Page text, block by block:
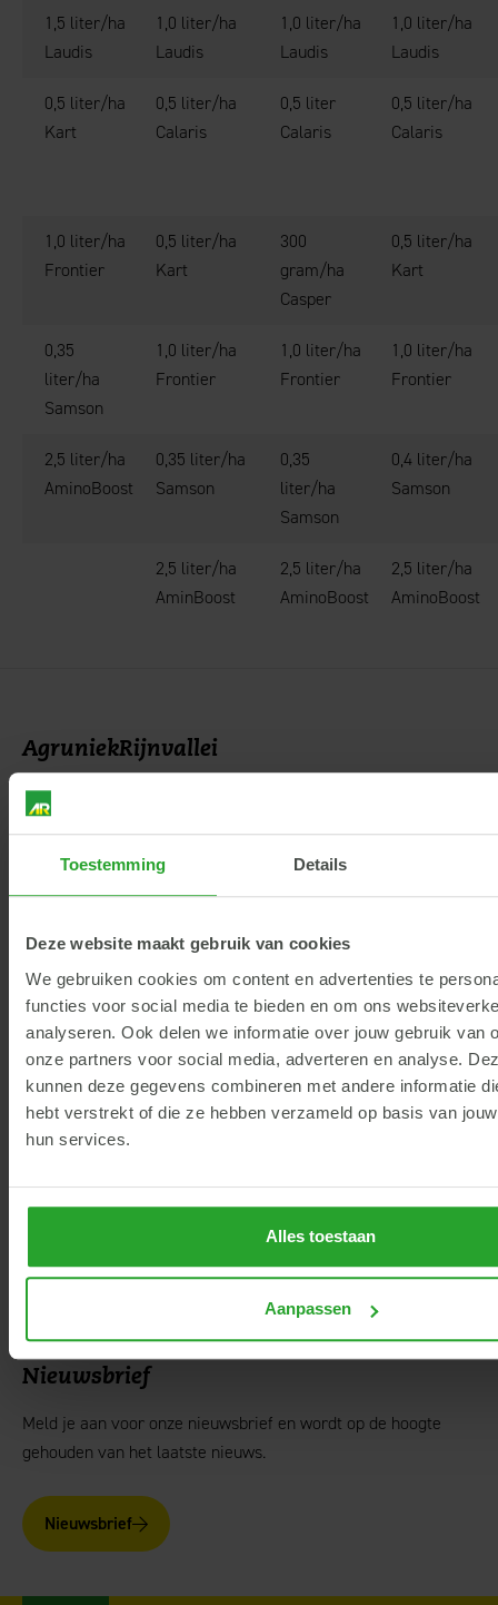
Toestemming Details
Deze website maakt gebruik van cookies
We gebruiken cookies om content en advertenties te
functies voor social media te bieden en om ons
analyseren. Ook delen we informatie over jouw gebruik van
onze partners voor social media, adverteren en analyse.
kunnen deze gegevens combineren met andere informatie
hebt verstrekt of die ze hebben verzameld op basis van
hun services.
Alles toestaan
Aanpassen
1,5 liter/ha
Laudis
1,0 liter/ha
Laudis
1,0 liter/ha
Laudis
1,0 liter/ha
Laudis
0,5 liter/ha
Kart
0,5 liter/ha
Calaris
0,5 liter
Calaris
0,5 liter/ha
Calaris
1,0 liter/ha
Frontier
0,5 liter/ha
Kart
300
gram/ha
Casper
0,5 liter/ha
Kart
0,35
liter/ha
Samson
1,0 liter/ha
Frontier
1,0 liter/ha
Frontier
1,0 liter/ha
Frontier
2,5 liter/ha
AminoBoost
0,35 liter/ha
Samson
0,35
liter/ha
Samson
0,4 liter/ha
Samson
2,5 liter/ha
AminBoost
2,5 liter/ha
AminoBoost
2,5 liter/ha
AminoBoost
AgruniekRijnvallei
Hoofdkantoor
Rijnhaven 14
6702 DT Wageningen
Contact
Snel naar...
Rundvee
Varkens
Pluimvee
Schapen en lammeren
Biologische diervoeders
Akkerbouw
Ruwvoerteelt
Groenvoorziening
Biologische teelt
Grondstofprijzen
diervoeders
Nieuwsbrief
Meld je aan voor onze nieuwsbrief en wordt op de hoogte
gehouden van het laatste nieuws.
Nieuwsbrief